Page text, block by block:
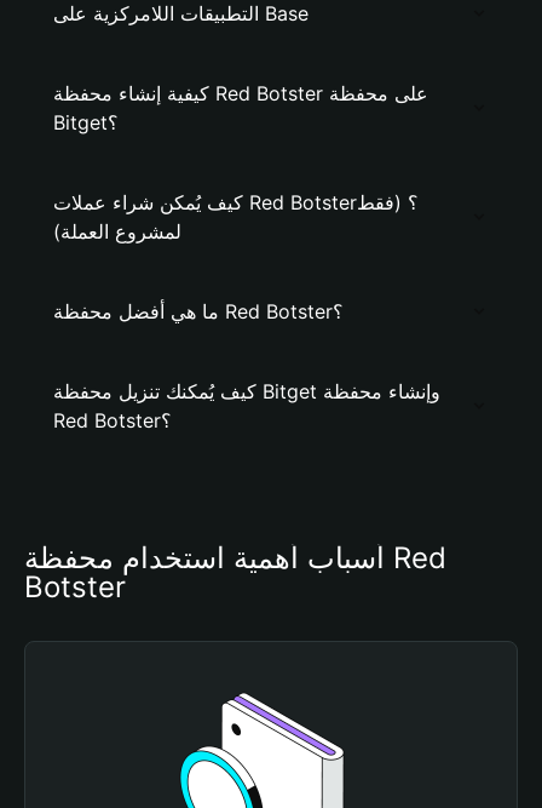
التطبيقات اللامركزية على Base
كيفية إنشاء محفظة Red Botster على محفظة
Bitget؟
كيف يُمكن شراء عملات Red Botster؟ (فقط
لمشروع العملة)
ما هي أفضل محفظة Red Botster؟
كيف يُمكنك تنزيل محفظة Bitget وإنشاء محفظة
Red Botster؟
أسباب أهمية استخدام محفظة Red
Botster